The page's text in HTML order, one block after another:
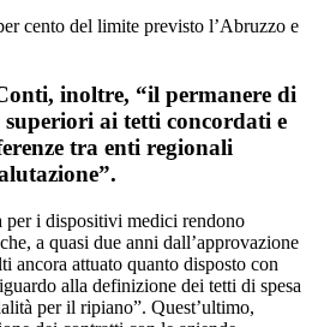
cento del limite previsto l’Abruzzo e
inoltre, “il permanere di
superiori ai tetti concordati e
tra enti regionali
per i dispositivi medici rendono
a quasi due anni dall’approvazione
ancora attuato quanto disposto con
alla definizione dei tetti di spesa
per il ripiano”. Quest’ultimo,